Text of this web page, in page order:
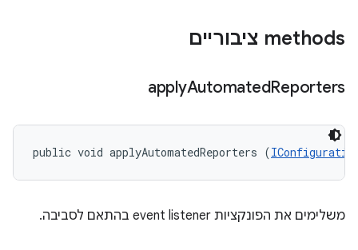
‫methods ציבוריים
applyAutomatedReporters
public void applyAutomatedReporters (
משלימים את הפונקציות event listener בהתאם לסביבה.